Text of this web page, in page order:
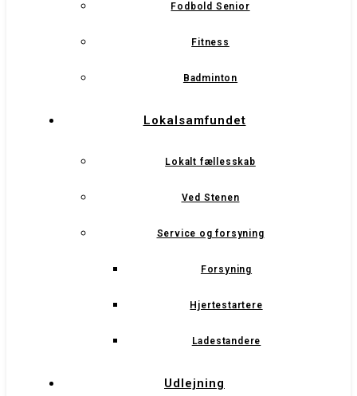
Fodbold Senior
Fitness
Badminton
Lokalsamfundet
Lokalt fællesskab
Ved Stenen
Service og forsyning
Forsyning
Hjertestartere
Ladestandere
Udlejning